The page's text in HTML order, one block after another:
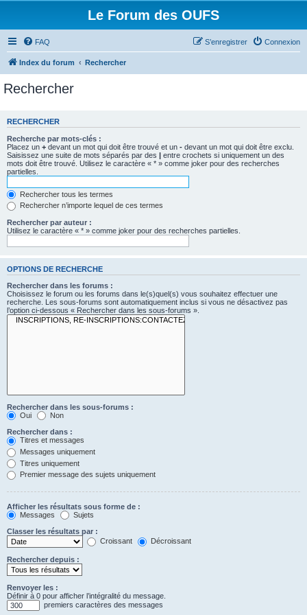
Le Forum des OUFS
FAQ Connexion
S’enregistrer
Index du forum Rechercher
Rechercher
RECHERCHER
Recherche par mots-clés :
Placez un + devant un mot qui doit être trouvé et un - devant un mot qui doit être exclu.
Saisissez une suite de mots séparés par des | entre crochets si uniquement un des
mots doit être trouvé. Utilisez le caractère « * » comme joker pour des recherches
partielles.
Rechercher tous les termes
Rechercher n’importe lequel de ces termes
Rechercher par auteur :
Utilisez le caractère « * » comme joker pour des recherches partielles.
OPTIONS DE RECHERCHE
Rechercher dans les forums :
Choisissez le forum ou les forums dans le(s)quel(s) vous souhaitez effectuer une
recherche. Les sous-forums sont automatiquement inclus si vous ne désactivez pas
l’option ci-dessous « Rechercher dans les sous-forums ».
Rechercher dans les sous-forums :
Oui
Non
Rechercher dans :
Titres et messages
Messages uniquement
Titres uniquement
Premier message des sujets uniquement
Afficher les résultats sous forme de :
Messages
Sujets
Classer les résultats par :
Croissant
Décroissant
Rechercher depuis :
Renvoyer les :
Définir à 0 pour afficher l’intégralité du message.
premiers caractères des messages